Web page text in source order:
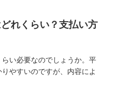
れくらい？支払い方
い必要なのでしょうか。平
やすいのですが、内容によ